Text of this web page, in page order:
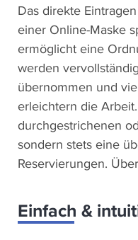
Das direkte
einer Online-Maske
ermöglicht eine
werden
übernommen und
erleichtern die
durchgestrichenen
sondern stets eine
Reservierungen.
Einfach &